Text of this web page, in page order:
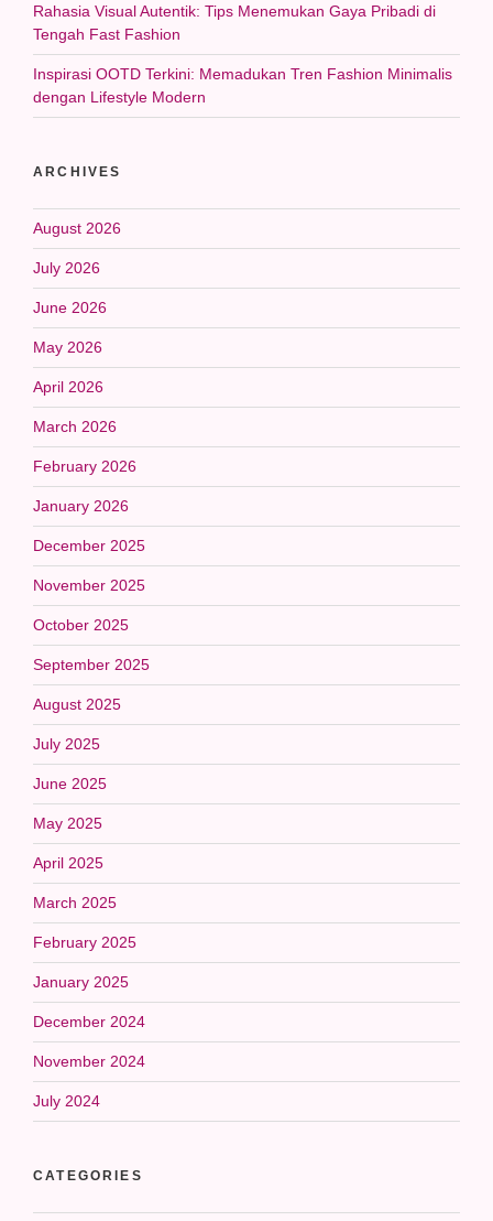
Rahasia Visual Autentik: Tips Menemukan Gaya Pribadi di
Tengah Fast Fashion
Inspirasi OOTD Terkini: Memadukan Tren Fashion Minimalis
dengan Lifestyle Modern
ARCHIVES
August 2026
July 2026
June 2026
May 2026
April 2026
March 2026
February 2026
January 2026
December 2025
November 2025
October 2025
September 2025
August 2025
July 2025
June 2025
May 2025
April 2025
March 2025
February 2025
January 2025
December 2024
November 2024
July 2024
CATEGORIES